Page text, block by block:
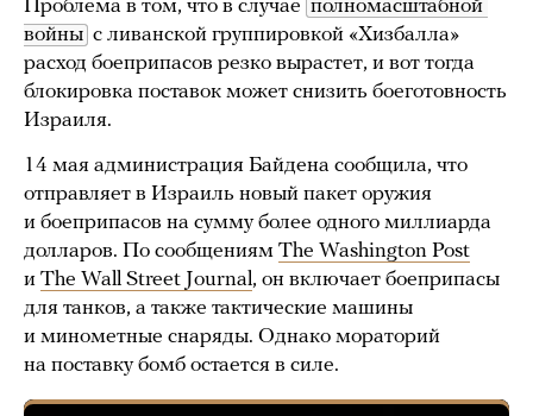
Проблема в том, что в случае полномасштабной
войны с ливанской группировкой «Хизбалла»
расход боеприпасов резко вырастет, и вот тогда
блокировка поставок может снизить боеготовность
Израиля.
14 мая администрация Байдена сообщила, что
отправляет в Израиль новый пакет оружия
и боеприпасов на сумму более одного миллиарда
долларов. По сообщениям The Washington Post
и The Wall Street Journal, он включает боеприпасы
для танков, а также тактические машины
и минометные снаряды. Однако мораторий
на поставку бомб остается в силе.